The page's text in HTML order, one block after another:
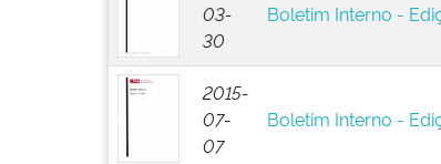
03-
30
Boletim Interno -
2015-
07-
07
Boletim Interno -